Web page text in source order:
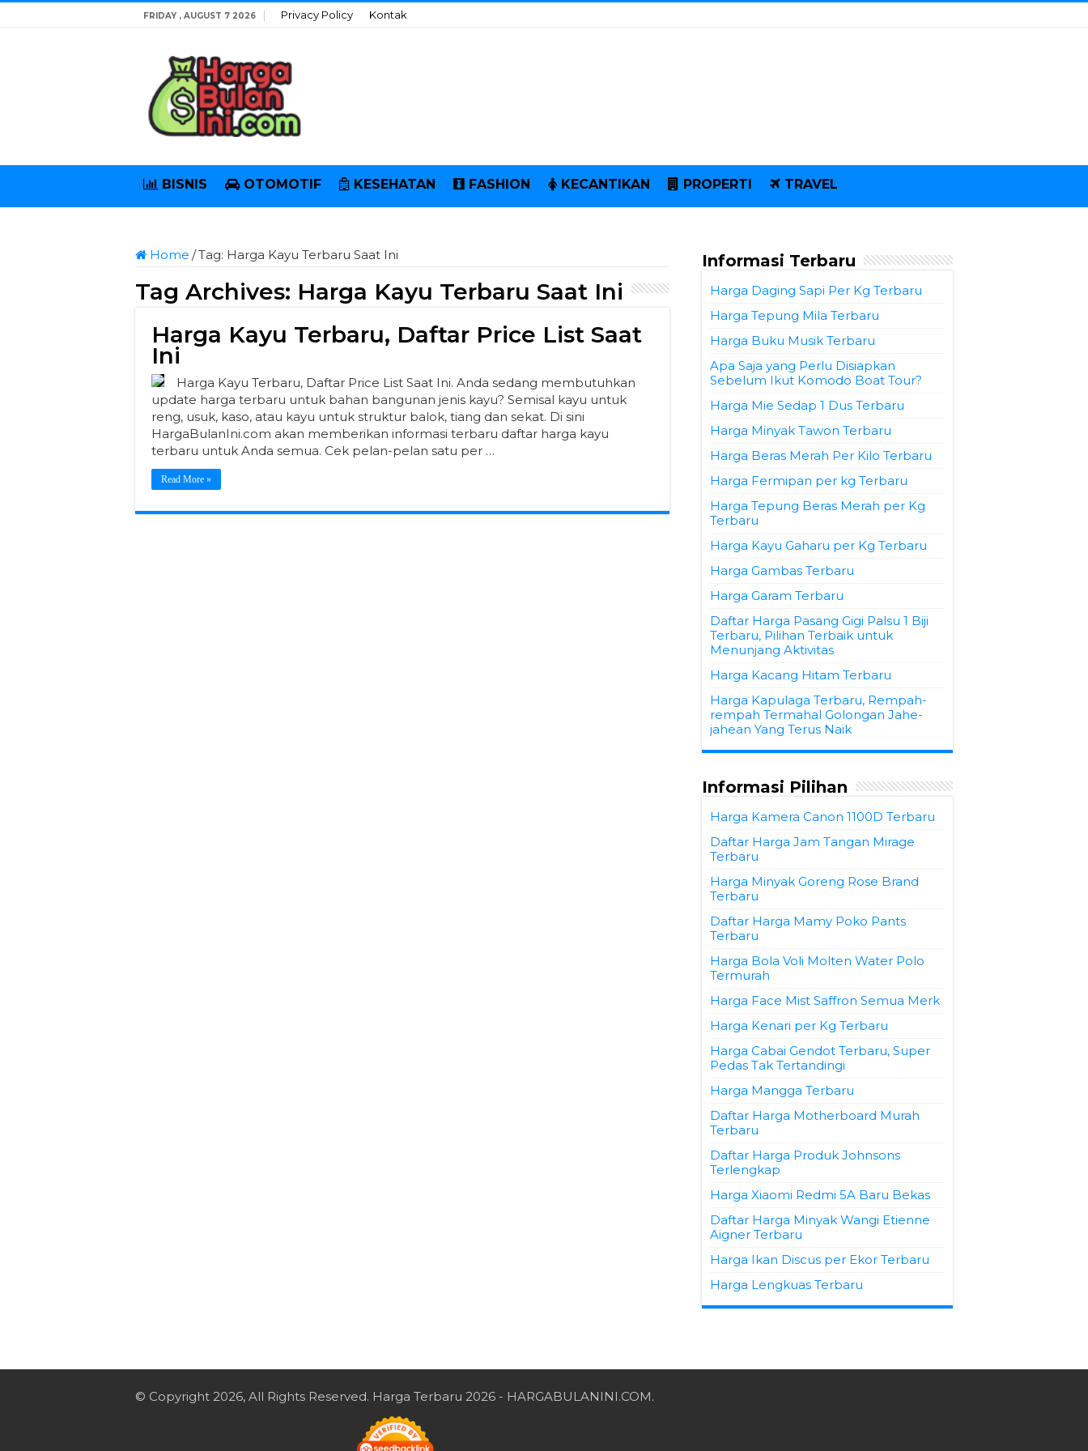
FRIDAY , AUGUST 7 2026 Privacy Policy Kontak
BISNIS OTOMOTIF KESEHATAN FASHION KECANTIKAN PROPERTI TRAVEL
Home /Tag: Harga Kayu Terbaru Saat Ini
Tag Archives: Harga Kayu Terbaru Saat Ini
Harga Kayu Terbaru, Daftar Price List Saat
Ini
Harga Kayu Terbaru, Daftar Price List Saat Ini. Anda sedang membutuhkan
update harga terbaru untuk bahan bangunan jenis kayu? Semisal kayu untuk
reng, usuk, kaso, atau kayu untuk struktur balok, tiang dan sekat. Di sini
HargaBulanIni.com akan memberikan informasi terbaru daftar harga kayu
terbaru untuk Anda semua. Cek pelan-pelan satu per …
Read More »
Informasi Terbaru
Harga Daging Sapi Per Kg Terbaru
Harga Tepung Mila Terbaru
Harga Buku Musik Terbaru
Apa Saja yang Perlu Disiapkan
Sebelum Ikut Komodo Boat Tour?
Harga Mie Sedap 1 Dus Terbaru
Harga Minyak Tawon Terbaru
Harga Beras Merah Per Kilo Terbaru
Harga Fermipan per kg Terbaru
Harga Tepung Beras Merah per Kg
Terbaru
Harga Kayu Gaharu per Kg Terbaru
Harga Gambas Terbaru
Harga Garam Terbaru
Daftar Harga Pasang Gigi Palsu 1 Biji
Terbaru, Pilihan Terbaik untuk
Menunjang Aktivitas
Harga Kacang Hitam Terbaru
Harga Kapulaga Terbaru, Rempah-
rempah Termahal Golongan Jahe-
jahean Yang Terus Naik
Informasi Pilihan
Harga Kamera Canon 1100D Terbaru
Daftar Harga Jam Tangan Mirage
Terbaru
Harga Minyak Goreng Rose Brand
Terbaru
Daftar Harga Mamy Poko Pants
Terbaru
Harga Bola Voli Molten Water Polo
Termurah
Harga Face Mist Saffron Semua Merk
Harga Kenari per Kg Terbaru
Harga Cabai Gendot Terbaru, Super
Pedas Tak Tertandingi
Harga Mangga Terbaru
Daftar Harga Motherboard Murah
Terbaru
Daftar Harga Produk Johnsons
Terlengkap
Harga Xiaomi Redmi 5A Baru Bekas
Daftar Harga Minyak Wangi Etienne
Aigner Terbaru
Harga Ikan Discus per Ekor Terbaru
Harga Lengkuas Terbaru
© Copyright 2026, All Rights Reserved. Harga Terbaru 2026 - HARGABULANINI.COM.